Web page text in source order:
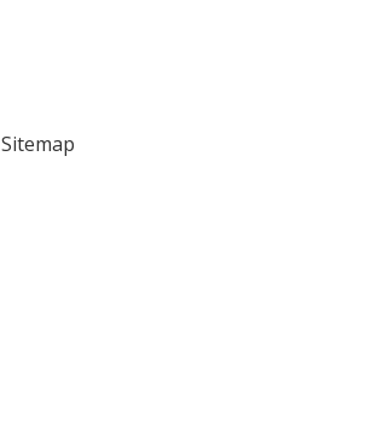
Sitemap